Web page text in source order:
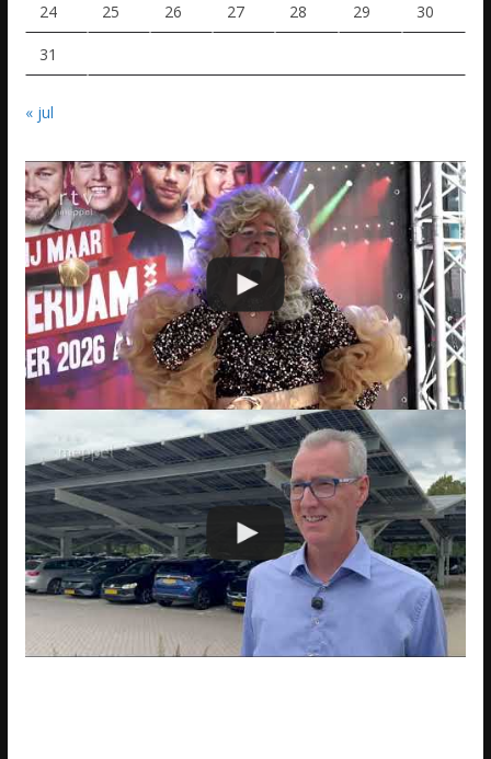
24 25 26 27 28 29 30
31
« jul